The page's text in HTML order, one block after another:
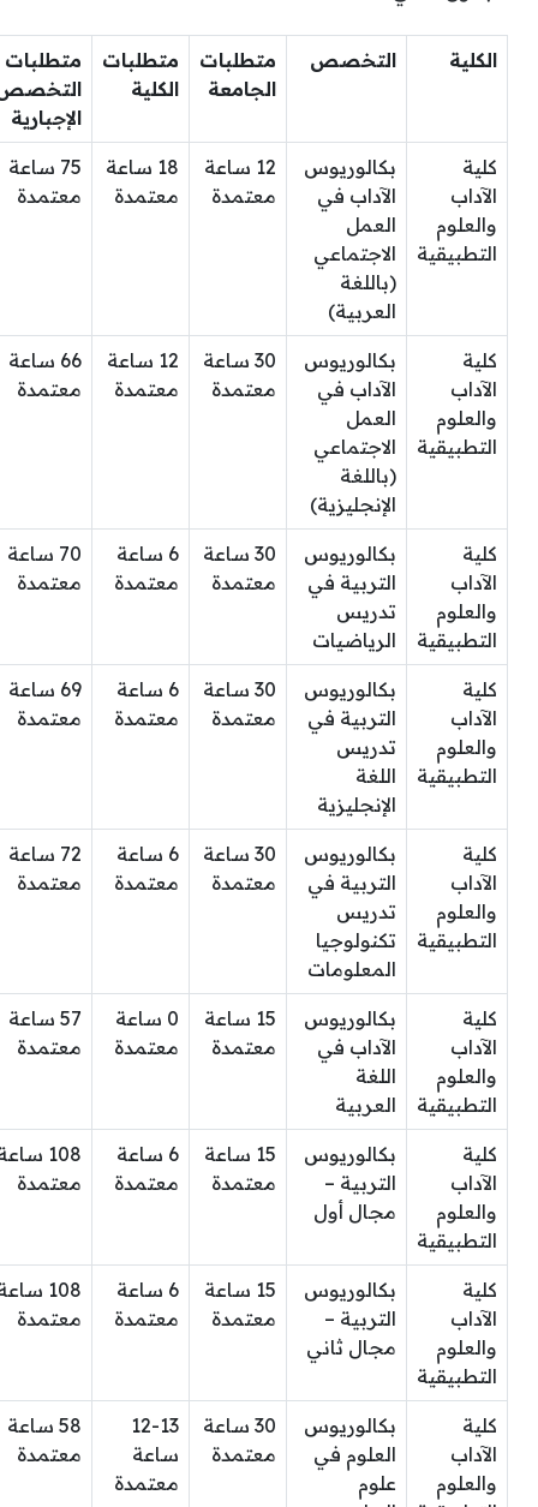
الكلية التخصص
متطلبات
الجامعة
متطلبات
الكلية
متطلبات
الإجبارية
كلية
الآداب
والعلوم
التطبيقية
بكالوريوس
الآداب في
العمل
الاجتماعي
(باللغة
العربية)
12 ساعة
معتمدة
18 ساعة
معتمدة
75 ساعة
معتمدة
كلية
الآداب
والعلوم
التطبيقية
بكالوريوس
الآداب في
العمل
الاجتماعي
(باللغة
الإنجليزية)
30 ساعة
معتمدة
12 ساعة
معتمدة
66 ساعة
معتمدة
كلية
الآداب
والعلوم
التطبيقية
بكالوريوس
التربية في
تدريس
الرياضيات
30 ساعة
معتمدة
6 ساعة
معتمدة
70 ساعة
معتمدة
كلية
الآداب
والعلوم
التطبيقية
بكالوريوس
التربية في
تدريس
اللغة
الإنجليزية
30 ساعة
معتمدة
6 ساعة
معتمدة
69 ساعة
معتمدة
كلية
الآداب
والعلوم
التطبيقية
بكالوريوس
التربية في
تدريس
تكنولوجيا
المعلومات
30 ساعة
معتمدة
6 ساعة
معتمدة
72 ساعة
معتمدة
كلية
الآداب
والعلوم
التطبيقية
بكالوريوس
الآداب في
اللغة
العربية
15 ساعة
معتمدة
0 ساعة
معتمدة
57 ساعة
معتمدة
كلية
الآداب
والعلوم
التطبيقية
بكالوريوس
التربية –
مجال أول
15 ساعة
معتمدة
6 ساعة
معتمدة
108
معتمدة
كلية
الآداب
والعلوم
التطبيقية
بكالوريوس
التربية –
مجال ثاني
15 ساعة
معتمدة
6 ساعة
معتمدة
108
معتمدة
كلية
الآداب
والعلوم
بكالوريوس
العلوم في
علوم
30 ساعة
معتمدة
12-13
ساعة
معتمدة
58 ساعة
معتمدة